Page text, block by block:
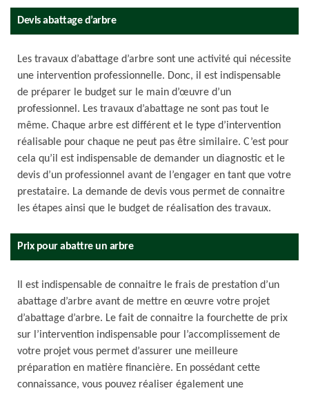
Devis abattage d’arbre
Les travaux d’abattage d’arbre sont une activité qui nécessite
une intervention professionnelle. Donc, il est indispensable
de préparer le budget sur le main d’œuvre d’un
professionnel. Les travaux d’abattage ne sont pas tout le
même. Chaque arbre est différent et le type d’intervention
réalisable pour chaque ne peut pas être similaire. C’est pour
cela qu’il est indispensable de demander un diagnostic et le
devis d’un professionnel avant de l’engager en tant que votre
prestataire. La demande de devis vous permet de connaitre
les étapes ainsi que le budget de réalisation des travaux.
Prix pour abattre un arbre
Il est indispensable de connaitre le frais de prestation d’un
abattage d’arbre avant de mettre en œuvre votre projet
d’abattage d’arbre. Le fait de connaitre la fourchette de prix
sur l’intervention indispensable pour l’accomplissement de
votre projet vous permet d’assurer une meilleure
préparation en matière financière. En possédant cette
connaissance, vous pouvez réaliser également une